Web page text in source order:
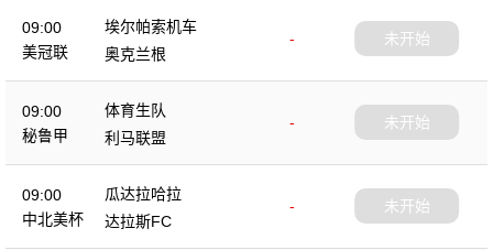
09:00
美冠联
埃尔帕索机车
-
奥克兰根
未开始
09:00
秘鲁甲
体育生队
-
利马联盟
未开始
09:00
中北美杯
瓜达拉哈拉
-
达拉斯FC
未开始